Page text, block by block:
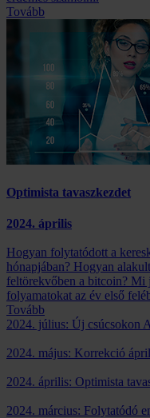
Tovább
Optimista tavaszkezdet
2024. április
Hogyan folytatódott a
hónapjában? Hogyan
feltörekvőben a bitcoin? Mi
folyamatokat az év első
Tovább
2024. július: Új csúcsokon
2024. május: Korrekció
2024. április: Optimista
2024. március: Folytatódó